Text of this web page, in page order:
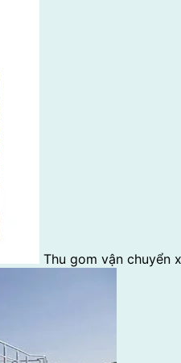
Thu gom vận chuyển